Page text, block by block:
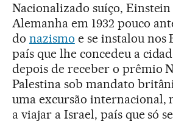
Nacionalizado suíço,
Alemanha em 1932 pouco
do nazismo e se instalou nos
país que lhe concedeu a
depois de receber o prêmio
Palestina sob mandato
uma excursão internacional,
a viajar a Israel, país que só